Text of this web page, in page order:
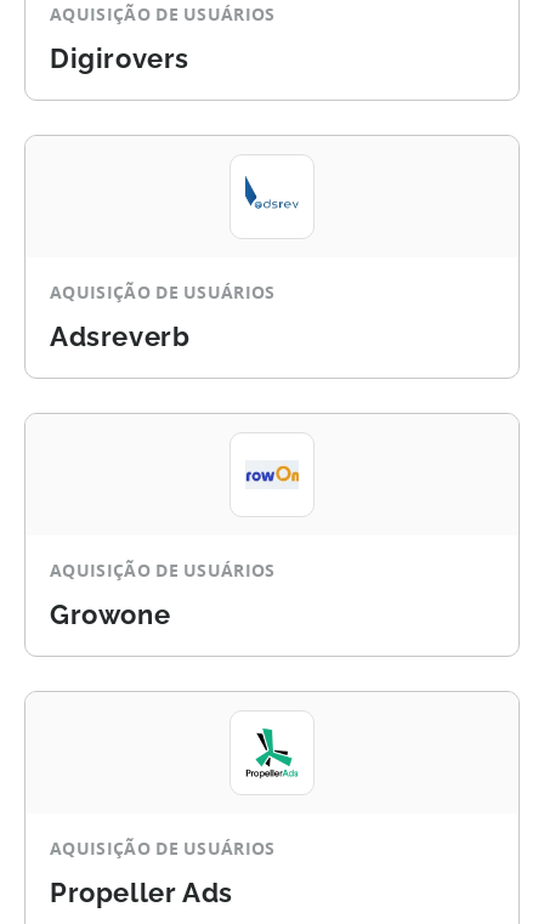
AQUISIÇÃO DE USUÁRIOS
Digirovers
AQUISIÇÃO DE USUÁRIOS
Adsreverb
AQUISIÇÃO DE USUÁRIOS
Growone
AQUISIÇÃO DE USUÁRIOS
Propeller Ads